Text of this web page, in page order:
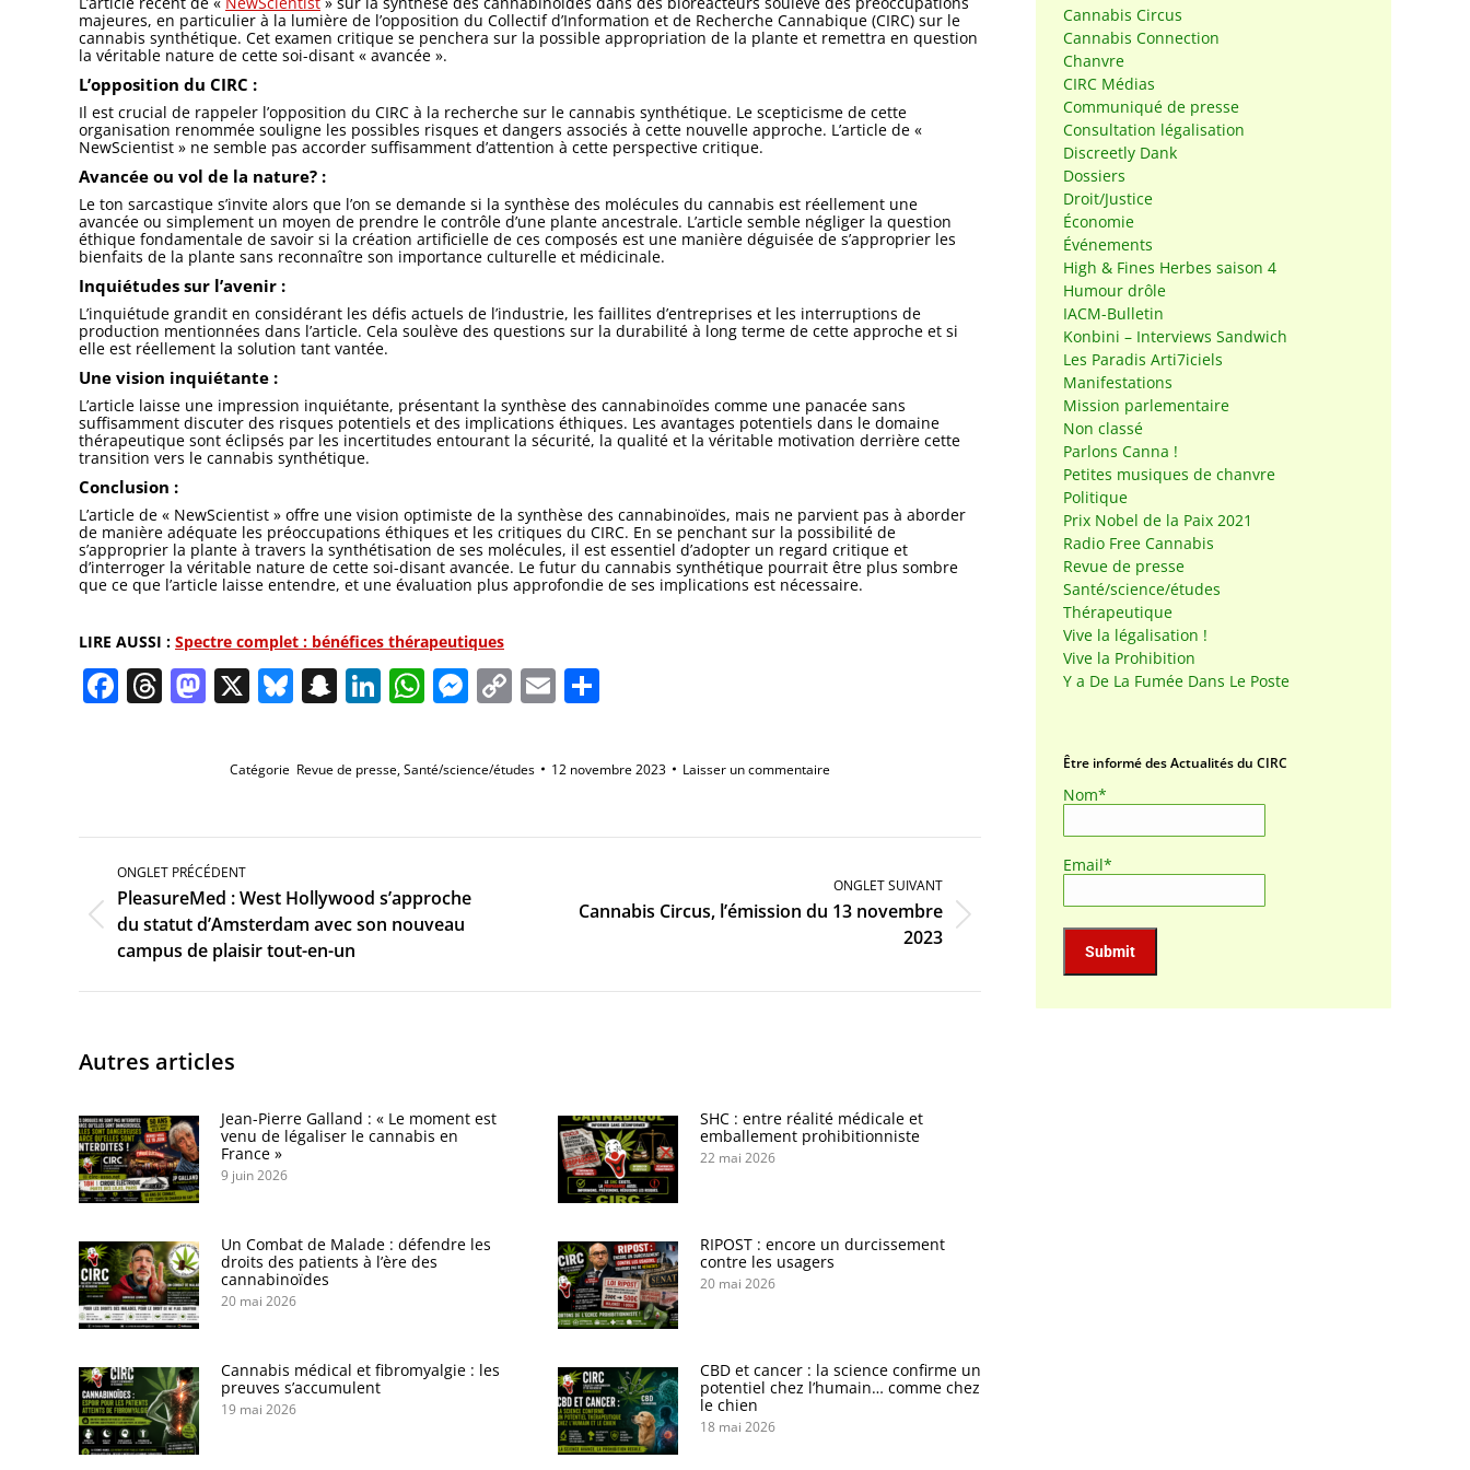
majeures, en particulier à la lumière de l’opposition du Collectif d’Information et de Recherche Cannabique (CIRC) sur le
cannabis synthétique. Cet examen critique se penchera sur la possible appropriation de la plante et remettra en question
la véritable nature de cette soi-disant « avancée ».
L’opposition du CIRC :
Il est crucial de rappeler l’opposition du CIRC à la recherche sur le cannabis synthétique. Le scepticisme de cette
organisation renommée souligne les possibles risques et dangers associés à cette nouvelle approche. L’article de «
NewScientist » ne semble pas accorder suffisamment d’attention à cette perspective critique.
Avancée ou vol de la nature? :
Le ton sarcastique s’invite alors que l’on se demande si la synthèse des molécules du cannabis est réellement une
avancée ou simplement un moyen de prendre le contrôle d’une plante ancestrale. L’article semble négliger la question
éthique fondamentale de savoir si la création artificielle de ces composés est une manière déguisée de s’approprier les
bienfaits de la plante sans reconnaître son importance culturelle et médicinale.
Inquiétudes sur l’avenir :
L’inquiétude grandit en considérant les défis actuels de l’industrie, les faillites d’entreprises et les interruptions de
production mentionnées dans l’article. Cela soulève des questions sur la durabilité à long terme de cette approche et si
elle est réellement la solution tant vantée.
Une vision inquiétante :
L’article laisse une impression inquiétante, présentant la synthèse des cannabinoïdes comme une panacée sans
suffisamment discuter des risques potentiels et des implications éthiques. Les avantages potentiels dans le domaine
thérapeutique sont éclipsés par les incertitudes entourant la sécurité, la qualité et la véritable motivation derrière cette
transition vers le cannabis synthétique.
Conclusion :
L’article de « NewScientist » offre une vision optimiste de la synthèse des cannabinoïdes, mais ne parvient pas à aborder
de manière adéquate les préoccupations éthiques et les critiques du CIRC. En se penchant sur la possibilité de
s’approprier la plante à travers la synthétisation de ses molécules, il est essentiel d’adopter un regard critique et
d’interroger la véritable nature de cette soi-disant avancée. Le futur du cannabis synthétique pourrait être plus sombre
que ce que l’article laisse entendre, et une évaluation plus approfondie de ses implications est nécessaire.
LIRE AUSSI : Spectre complet : bénéfices thérapeutiques
Facebook
Threads
Mastodon
X Bluesky
Snapchat
LinkedIn
WhatsApp
Messenger
Copy
Link
Email
Catégorie Revue de presse,Santé/science/études 12 novembre 2023 Laisser un commentaire
Navigation
commentaire
ONGLET PRÉCÉDENT
Onglet
précédent
PleasureMed : West Hollywood s’approche
du statut d’Amsterdam avec son nouveau
campus de plaisir tout-en-un
ONGLET SUIVANT
Onglet
Cannabis Circus, l’émission du 13 novembre
2023
Autres articles
Jean-Pierre Galland : « Le moment est
venu de légaliser le cannabis en
France »
9 juin 2026
SHC : entre réalité médicale et
emballement prohibitionniste
22 mai 2026
Un Combat de Malade : défendre les
droits des patients à l’ère des
cannabinoïdes
20 mai 2026
RIPOST : encore un durcissement
contre les usagers
20 mai 2026
Cannabis médical et fibromyalgie : les
preuves s’accumulent
19 mai 2026
CBD et cancer : la science confirme un
potentiel chez l’humain… comme chez
le chien
18 mai 2026
Cannabis Circus
Cannabis Connection
Chanvre
CIRC Médias
Communiqué de presse
Consultation légalisation
Discreetly Dank
Dossiers
Droit/Justice
Économie
Événements
High & Fines Herbes saison 4
Humour drôle
IACM-Bulletin
Konbini – Interviews Sandwich
Les Paradis Arti7iciels
Manifestations
Mission parlementaire
Non classé
Parlons Canna !
Petites musiques de chanvre
Politique
Prix Nobel de la Paix 2021
Radio Free Cannabis
Revue de presse
Santé/science/études
Thérapeutique
Vive la légalisation !
Vive la Prohibition
Y a De La Fumée Dans Le Poste
Être informé des Actualités du CIRC
Nom*
Email*